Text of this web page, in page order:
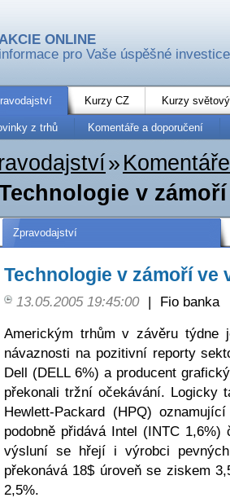
ONLINE
informace pro Vaše úspěšné investice
Kurzy CZ Kurzy
z trhů Komentáře a doporučení
»
v
Zpravodajství
Technologie v zámoří ve
13.05.2005 19:45:00 |
Fio banka
Americkým trhům v závěru týdne
návaznosti na pozitivní reporty
Dell (DELL 6%) a producent
překonali tržní očekávání. Logicky
Hewlett-Packard (HPQ)
podobně přidává Intel (INTC
výsluní se hřejí i výrobci
překonává 18$ úroveň se ziskem
2,5%.